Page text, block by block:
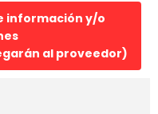
información y/o
al proveedor)